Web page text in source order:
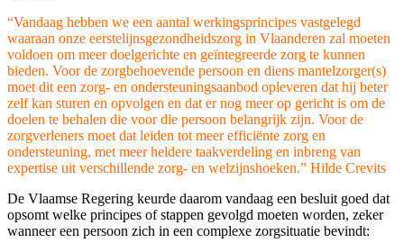
“Vandaag hebben we een aantal werkingsprincipes vastgelegd
waaraan onze eerstelijnsgezondheidszorg in Vlaanderen zal moeten
voldoen om meer doelgerichte en geïntegreerde zorg te kunnen
bieden. Voor de zorgbehoevende persoon en diens mantelzorger(s)
moet dit een zorg- en ondersteuningsaanbod opleveren dat hij beter
zelf kan sturen en opvolgen en dat er nog meer op gericht is om de
doelen te behalen die voor die persoon belangrijk zijn. Voor de
zorgverleners moet dat leiden tot meer efficiënte zorg en
ondersteuning, met meer heldere taakverdeling en inbreng van
expertise uit verschillende zorg- en welzijnshoeken.” Hilde Crevits
De Vlaamse Regering keurde daarom vandaag een besluit goed dat
opsomt welke principes of stappen gevolgd moeten worden, zeker
wanneer een persoon zich in een complexe zorgsituatie bevindt: